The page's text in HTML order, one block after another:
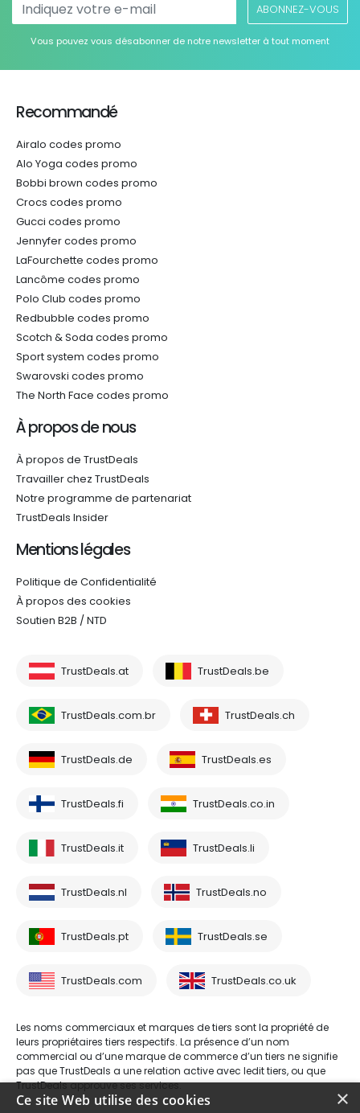
ABONNEZ-VOUS
Vous pouvez vous désabonner de notre newsletter à tout moment
Recommandé
Airalo codes promo
Alo Yoga codes promo
Bobbi brown codes promo
Crocs codes promo
Gucci codes promo
Jennyfer codes promo
LaFourchette codes promo
Lancôme codes promo
Polo Club codes promo
Redbubble codes promo
Scotch & Soda codes promo
Sport system codes promo
Swarovski codes promo
The North Face codes promo
À propos de nous
À propos de TrustDeals
Travailler chez TrustDeals
Notre programme de partenariat
TrustDeals Insider
Mentions légales
Politique de Confidentialité
À propos des cookies
Soutien B2B / NTD
TrustDeals.at TrustDeals.be
TrustDeals.com.br TrustDeals.ch
TrustDeals.de TrustDeals.es
TrustDeals.fi TrustDeals.co.in
TrustDeals.it TrustDeals.li
TrustDeals.nl TrustDeals.no
TrustDeals.pt TrustDeals.se
TrustDeals.com TrustDeals.co.uk
Les noms commerciaux et marques de tiers sont la propriété de
leurs propriétaires tiers respectifs. La présence d’un nom
commercial ou d’une marque de commerce d’un tiers ne signifie
pas que TrustDeals a une relation active avec ledit tiers, ou que
TrustDeals approuve ses services.
×
Ce site Web utilise des cookies